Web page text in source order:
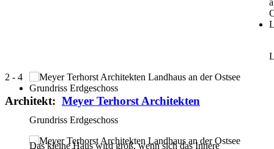
Grundriss Erdgeschoss
2 - 4
Architekt: Meyer Terhorst Architekten
Das kleine Haus wird groß, wenn sich das Innere